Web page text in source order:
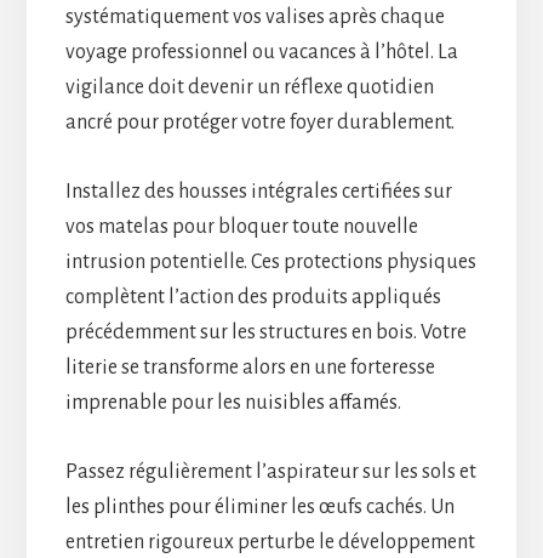
systématiquement vos valises après chaque
voyage professionnel ou vacances à l’hôtel. La
vigilance doit devenir un réflexe quotidien
ancré pour protéger votre foyer durablement.
Installez des housses intégrales certifiées sur
vos matelas pour bloquer toute nouvelle
intrusion potentielle. Ces protections physiques
complètent l’action des produits appliqués
précédemment sur les structures en bois. Votre
literie se transforme alors en une forteresse
imprenable pour les nuisibles affamés.
Passez régulièrement l’aspirateur sur les sols et
les plinthes pour éliminer les œufs cachés. Un
entretien rigoureux perturbe le développement